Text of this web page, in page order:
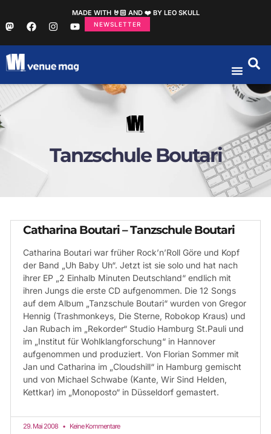
MADE WITH 🤘🏻 AND ❤️ BY LEO SKULL
NEWSLETTER
Tanzschule Boutari
Catharina Boutari – Tanzschule Boutari
Catharina Boutari war früher Rock’n’Roll Göre und Kopf
der Band „Uh Baby Uh“. Jetzt ist sie solo und hat nach
ihrer EP „2 Einhalb Minuten Deutschland“ endlich mit
ihren Jungs die erste CD aufgenommen. Die 12 Songs
auf dem Album „Tanzschule Boutari“ wurden von Gregor
Hennig (Trashmonkeys, Die Sterne, Robokop Kraus) und
Jan Rubach im „Rekorder“ Studio Hamburg St.Pauli und
im „Institut für Wohlklangforschung“ in Hannover
aufgenommen und produziert. Von Florian Sommer mit
Jan und Catharina im „Cloudshill“ in Hamburg gemischt
und von Michael Schwabe (Kante, Wir Sind Helden,
Kettkar) im „Monoposto“ in Düsseldorf gemastert.
29. Mai 2008 Keine Kommentare